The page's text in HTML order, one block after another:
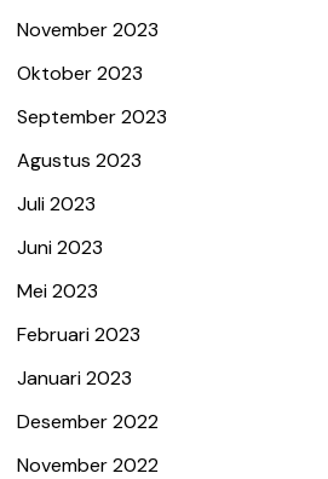
November 2023
Oktober 2023
September 2023
Agustus 2023
Juli 2023
Juni 2023
Mei 2023
Februari 2023
Januari 2023
Desember 2022
November 2022